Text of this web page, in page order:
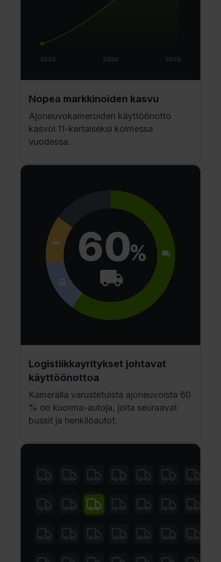
Nopea markkinoiden kasvu
Ajoneuvokameroiden käyttöönotto
kasvoi 11-kertaiseksi kolmessa
vuodessa.
Logistiikkayritykset johtavat
käyttöönottoa
Kameralla varustetuista ajoneuvoista 60
% on kuorma-autoja, joita seuraavat
bussit ja henkilöautot.